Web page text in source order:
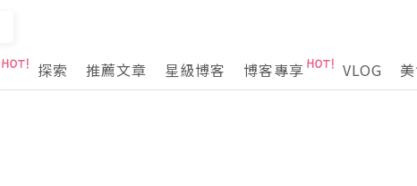
探索 推薦文章 星級博客 博客專享 VLOG